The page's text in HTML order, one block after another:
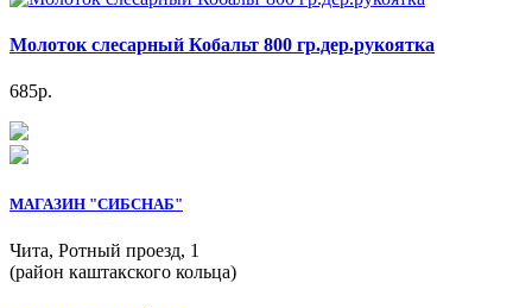
Молоток слесарный Кобальт 800 гр.дер.рукоятка
685р.
МАГАЗИН "СИБСНАБ"
Чита, Ротный проезд, 1
(район каштакского кольца)